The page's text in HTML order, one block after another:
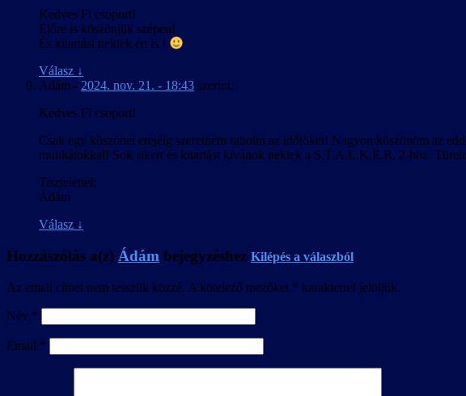
Kedves Fi csoport!
Előre is köszönjük szépen!
És kitartást nektek én is !
Válasz ↓
Ádám - 2024. nov. 21. - 18:43 szerint:
Kedves Fi csoport!
Csak egy köszönet erejéig szeretném rabolni az időtöket! Nagyon köszönöm az
munkátokkal! Sok sikert és kitartást kívánok nektek a S.T.A.L.K.E.R. 2-höz.
Tisztelettel:
Ádám
Válasz ↓
Hozzászólás a(z) Ádám bejegyzéshez Kilépés a válaszból
Az email címet nem tesszük közzé. A kötelező mezőket * karakterrel jelöljük.
Név *
Email *